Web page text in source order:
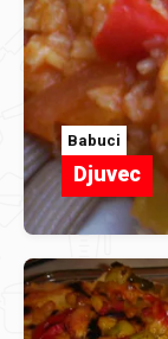
Babuci
Djuvec